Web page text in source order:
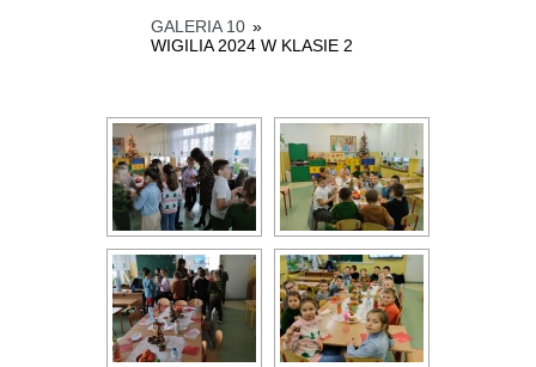
GALERIA 10 »
WIGILIA 2024 W KLASIE 2